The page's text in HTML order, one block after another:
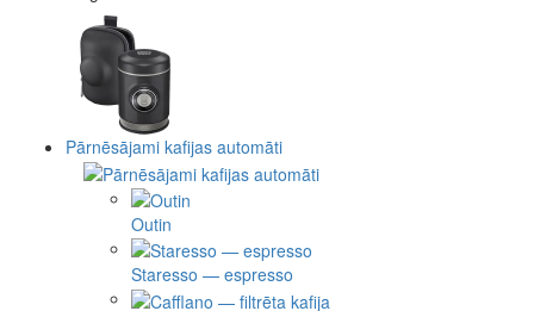
Pārnēsājami kafijas automāti
Outin
Staresso — espresso